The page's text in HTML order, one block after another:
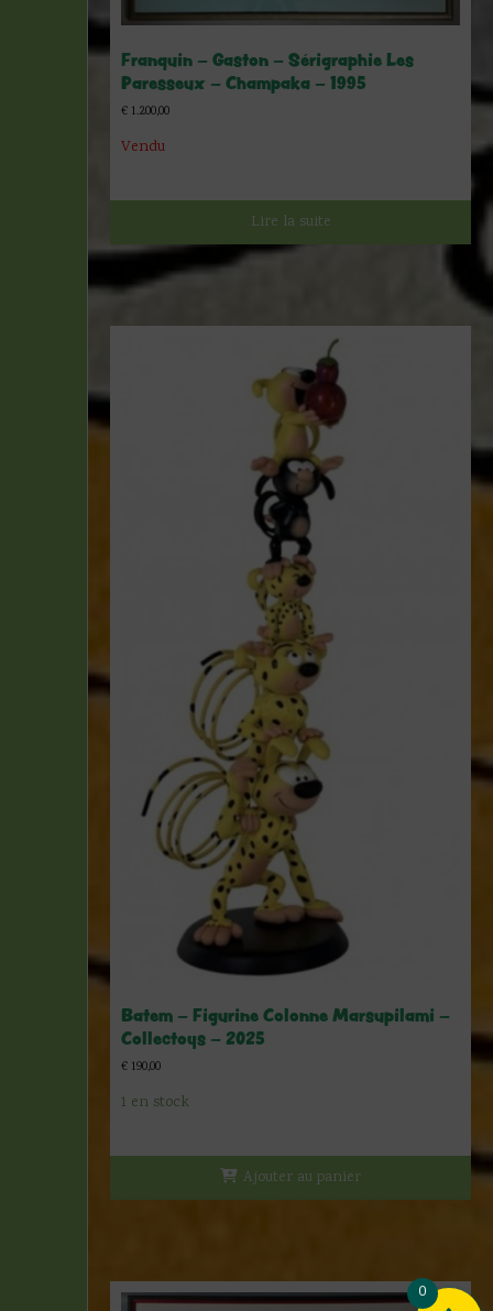
Franquin – Gaston – Sérigraphie Les
Paresseux – Champaka – 1995
€ 1.200,00
Vendu
Lire la suite
Batem – Figurine Colonne Marsupilami –
Collectoys – 2025
€ 190,00
1 en stock
Ajouter au panier
0